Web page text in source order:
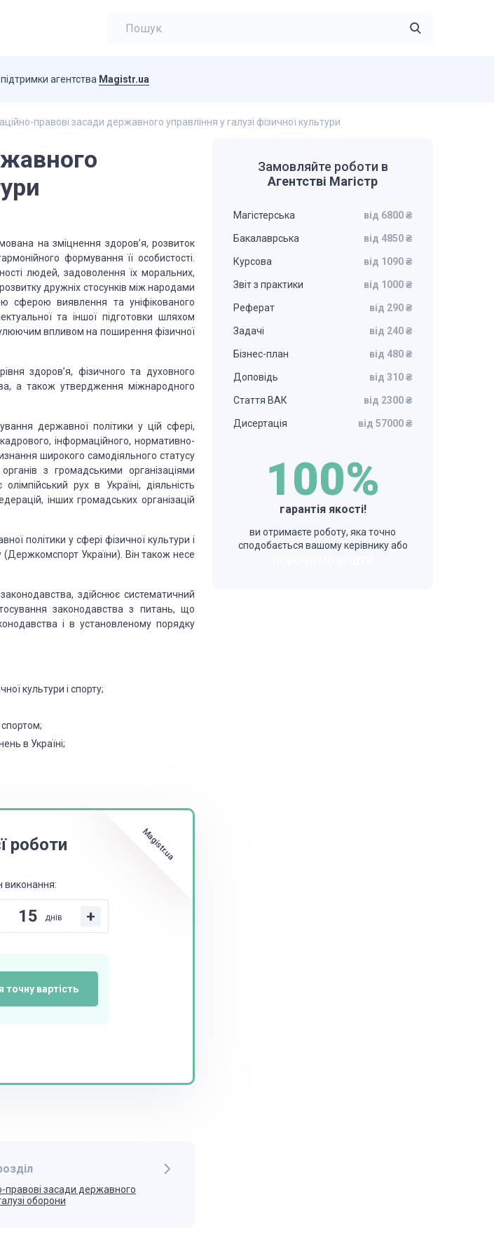
агентства Magistr.ua
правові засади державного управління у галузі фізичної культури
на зміцнення здоров’я, розвиток
формування її особистості.
людей, задоволення їх моральних,
дружніх стосунків між народами
сферою виявлення та уніфікованого
та іншої підготовки шляхом
впливом на поширення фізичної
здоров’я, фізичного та духовного
а також утвердження міжнародного
державної політики у цій сфері,
інформаційного, нормативно-
широкого самодіяльного статусу
органів з громадськими організаціями
рух в Україні, діяльність
інших громадських організацій
політики у сфері фізичної культури і
(Держкомспорт України). Він також несе
здійснює систематичний
законодавства з питань, що
і в установленому порядку
культури і спорту;
в Україні;
Magistr.ua
роботи
виконання:
днів +
точну вартість
правові засади державного
оборони
Замовляйте роботи в
Агентстві Магістр
Магістерська від 6800 ₴
Бакалаврська від 4850 ₴
Курсова від 1090 ₴
Звіт з практики від 1000 ₴
Реферат від 290 ₴
Задачі від 240 ₴
Бізнес-план від 480 ₴
Доповідь від 310 ₴
Стаття ВАК від 2300 ₴
Дисертація від 57000 ₴
100%
гарантія якості!
ви отримаєте роботу, яка точно
сподобається вашому керівнику або